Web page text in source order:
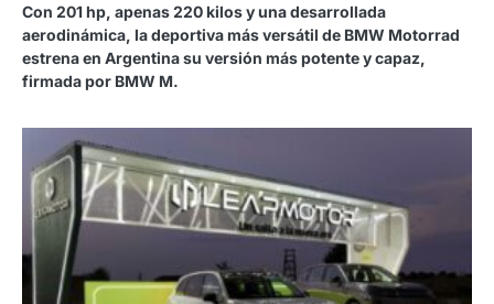
Con 201 hp, apenas 220 kilos y una desarrollada
aerodinámica, la deportiva más versátil de BMW Motorrad
estrena en Argentina su versión más potente y capaz,
firmada por BMW M.